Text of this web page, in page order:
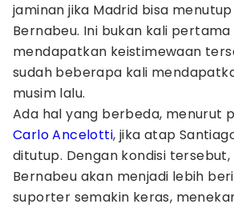
jaminan jika Madrid bisa
Bernabeu. Ini bukan kali pertama
mendapatkan keistimewaan
sudah beberapa kali
musim lalu.
Ada hal yang berbeda, menurut
Carlo Ancelotti, jika atap
ditutup. Dengan kondisi tersebut,
Bernabeu akan menjadi lebih
suporter semakin keras,